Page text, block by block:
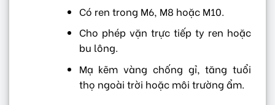
Có ren trong M6, M8 hoặc M10.
Cho phép vặn trực tiếp ty ren hoặc
bu lông.
Mạ kẽm vàng chống gỉ, tăng tuổi
thọ ngoài trời hoặc môi trường ẩm.